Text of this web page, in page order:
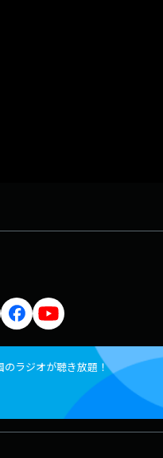
のラジオが聴き放題！